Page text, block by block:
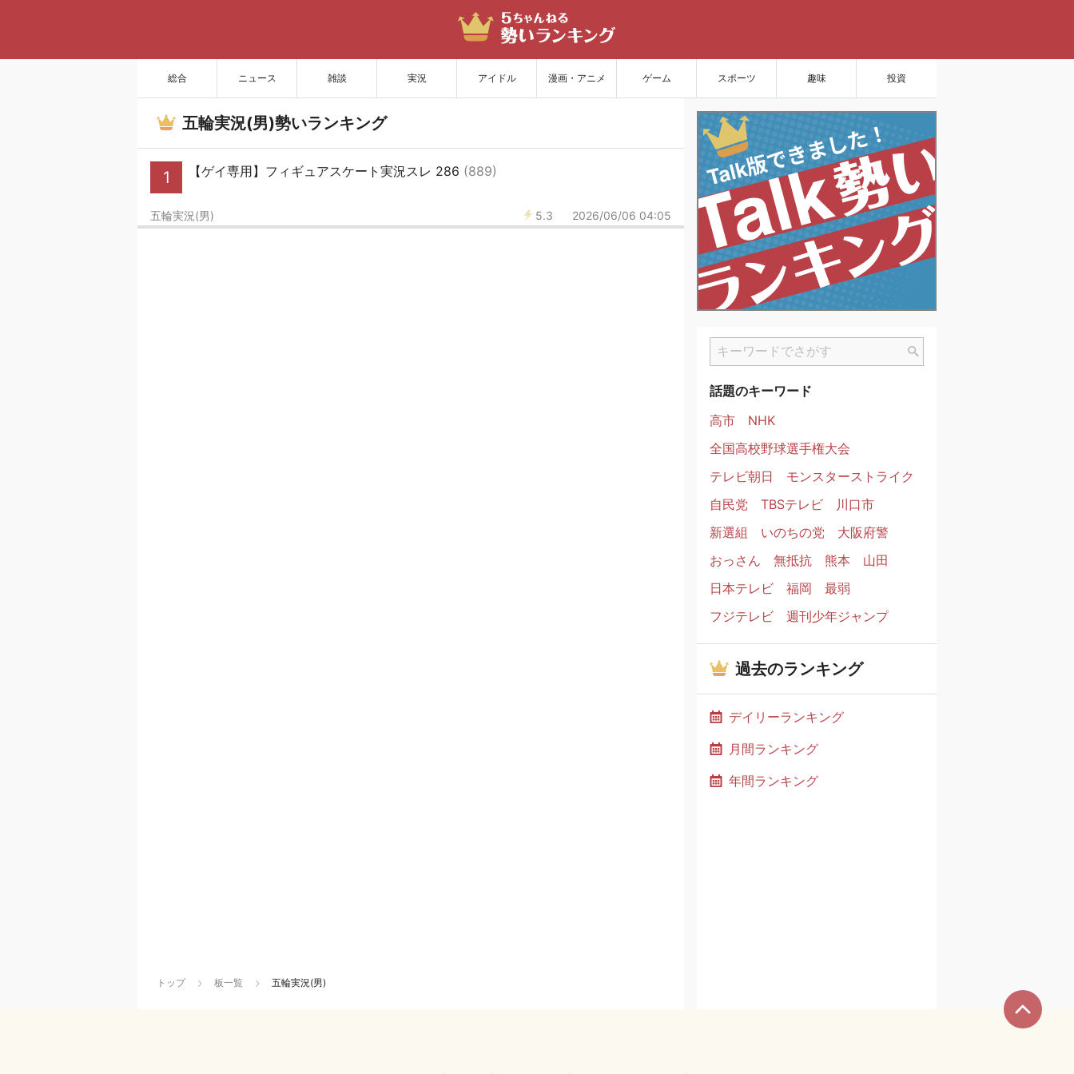
総合 ニュース 雑談 実況 アイドル 漫画・アニメ ゲーム スポーツ 趣味 投資
五輪実況(男)勢いランキング
1 【ゲイ専用】フィギュアスケート実況スレ 286 (889)
5.3 2026/06/06 04:05
五輪実況(男)
話題のキーワード
高市
NHK
全国高校野球選手権大会
テレビ朝日
モンスターストライク
自民党
TBSテレビ
川口市
新選組
いのちの党
大阪府警
おっさん
無抵抗 熊本
山田
日本テレビ
福岡
最弱
フジテレビ
週刊少年ジャンプ
過去のランキング
デイリーランキング
月間ランキング
年間ランキング
トップ 板一覧 五輪実況(男)